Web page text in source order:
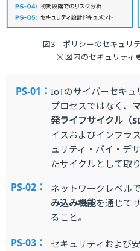
図3 ポリシーのセキュリテ
※ 図内のセキュリティ
PS-01： IoTのサイバーセキュ
プロセスではなく、
発ライフサイクル（
イスおよびインフラ
ュリティ・バイ・デ
たサイクルとして取
PS-02： ネットワークレベルで
み込み機能を通じて
ること。
PS-03：
セキュリティおよび